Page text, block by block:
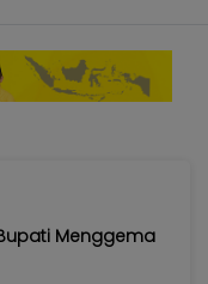
Menggema